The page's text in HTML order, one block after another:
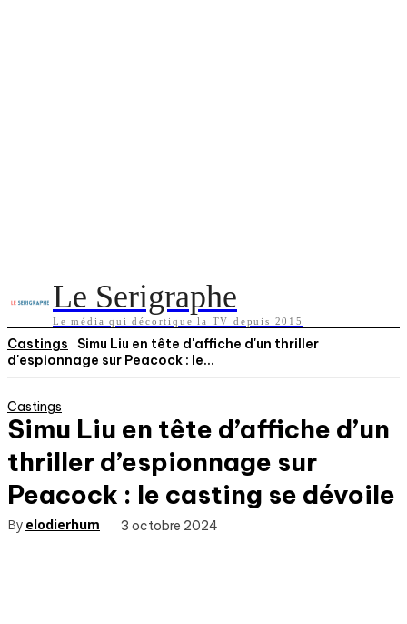
Le Serigraphe
Le média qui décortique la TV depuis 2015
Castings
Simu Liu en tête d'affiche d'un thriller
d'espionnage sur Peacock : le...
Castings
Simu Liu en tête d’affiche d’un
thriller d’espionnage sur
Peacock : le casting se dévoile
By elodierhum 3 octobre 2024